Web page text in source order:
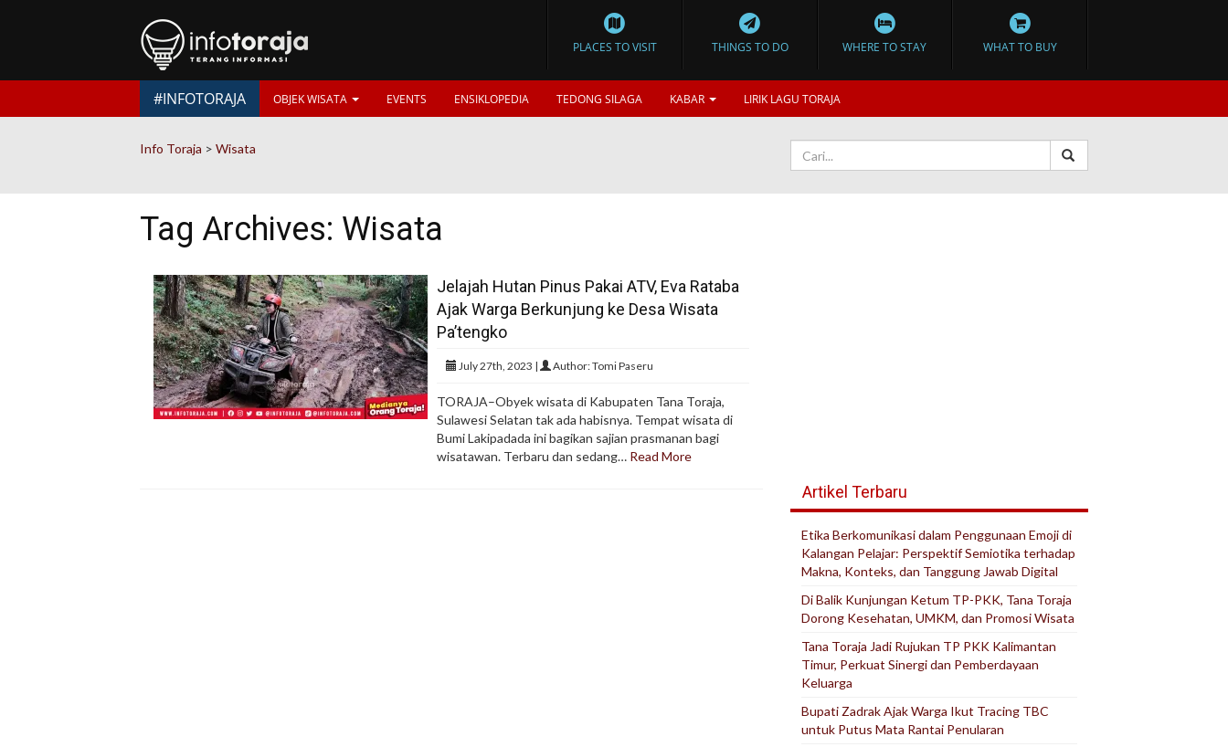
PLACES TO VISIT THINGS TO DO WHERE TO STAY WHAT TO BUY
#INFOTORAJA OBJEK WISATA EVENTS ENSIKLOPEDIA TEDONG SILAGA KABAR LIRIK LAGU TORAJA
Info Toraja > Wisata
Tag Archives: Wisata
Jelajah Hutan Pinus Pakai ATV, Eva Rataba
Ajak Warga Berkunjung ke Desa Wisata
Pa’tengko
July 27th, 2023 | Author: Tomi Paseru
TORAJA–Obyek wisata di Kabupaten Tana Toraja,
Sulawesi Selatan tak ada habisnya. Tempat wisata di
Bumi Lakipadada ini bagikan sajian prasmanan bagi
wisatawan. Terbaru dan sedang… Read More
Artikel Terbaru
Etika Berkomunikasi dalam Penggunaan Emoji di
Kalangan Pelajar: Perspektif Semiotika terhadap
Makna, Konteks, dan Tanggung Jawab Digital
Di Balik Kunjungan Ketum TP-PKK, Tana Toraja
Dorong Kesehatan, UMKM, dan Promosi Wisata
Tana Toraja Jadi Rujukan TP PKK Kalimantan
Timur, Perkuat Sinergi dan Pemberdayaan
Keluarga
Bupati Zadrak Ajak Warga Ikut Tracing TBC
untuk Putus Mata Rantai Penularan